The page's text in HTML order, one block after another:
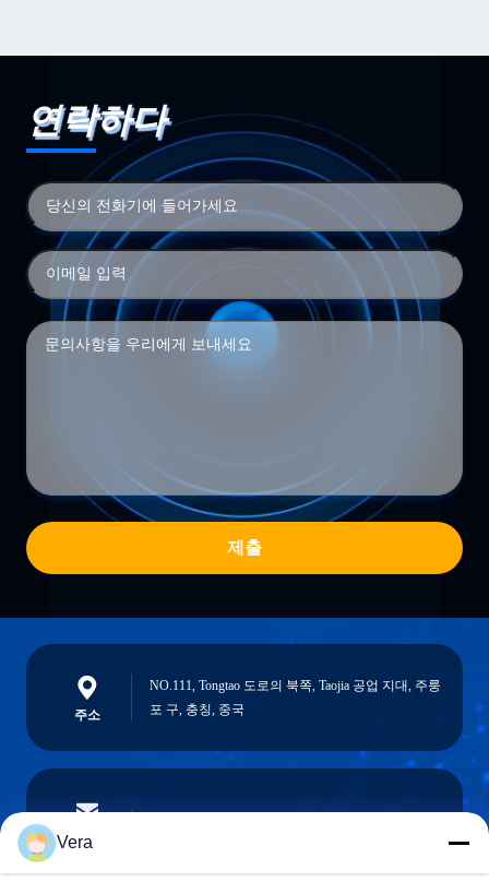
연락하다
제출
주소
NO.111, Tongtao 도로의 북쪽, Taojia 공업 지대, 주룽
포 구, 충칭, 중국
이메일
Vera